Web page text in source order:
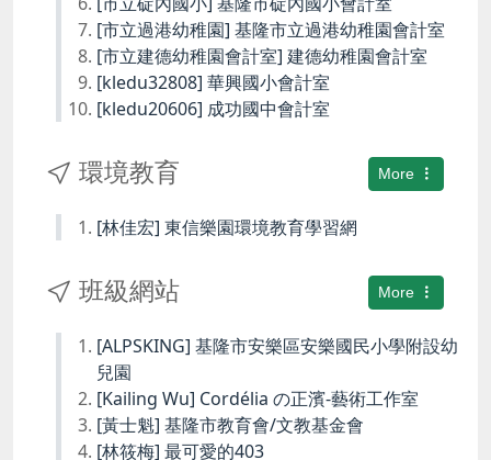
[市立過港幼稚園] 基隆市立過港幼稚園會計室
[市立建德幼稚園會計室] 建德幼稚園會計室
[kledu32808] 華興國小會計室
[kledu20606] 成功國中會計室
More
環境教育
[林佳宏] 東信樂園環境教育學習網
More
班級網站
[ALPSKING] 基隆市安樂區安樂國民小學附設幼
兒園
[Kailing Wu] Cordélia の正濱-藝術工作室
[黃士魁] 基隆市教育會/文教基金會
[林筱梅] 最可愛的403